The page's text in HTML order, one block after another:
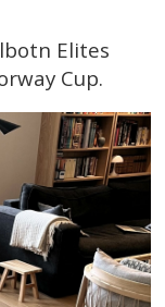
Elites
Cup.